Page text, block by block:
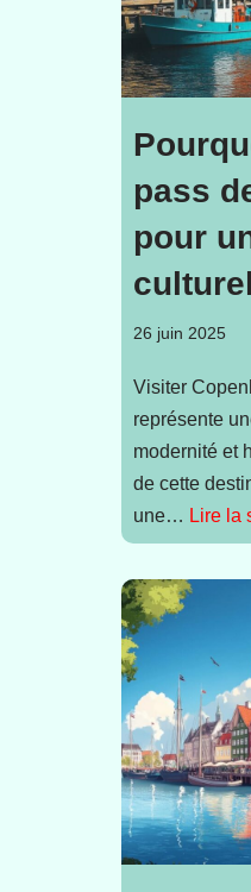
pass
pour
26 juin 2025
Visiter
représente
modernité et
de cette
une… Lire la